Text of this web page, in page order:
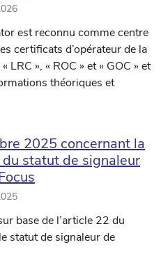
est reconnu comme centre
certificats d’opérateur de la
LRC », « ROC » et « GOC » et
théoriques et
2025 concernant la
statut de signaleur
base de l’article 22 du
statut de signaleur de